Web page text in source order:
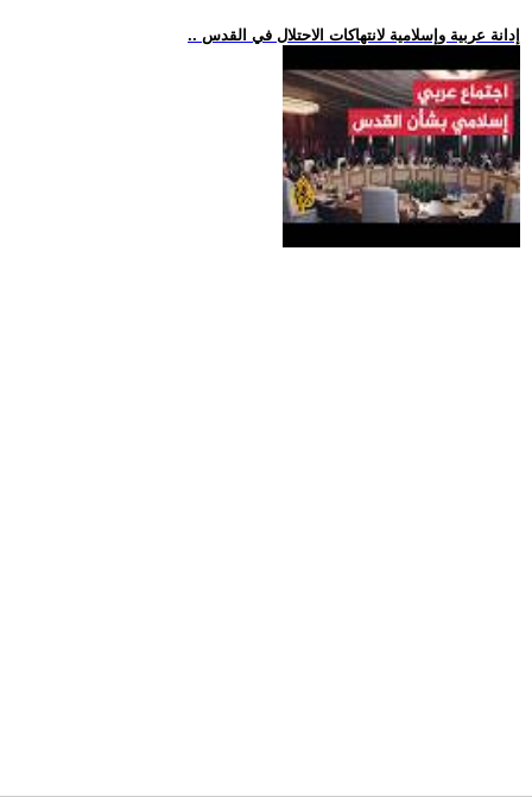
.. إدانة عربية وإسلامية لانتهاكات الاحتلال في القدس